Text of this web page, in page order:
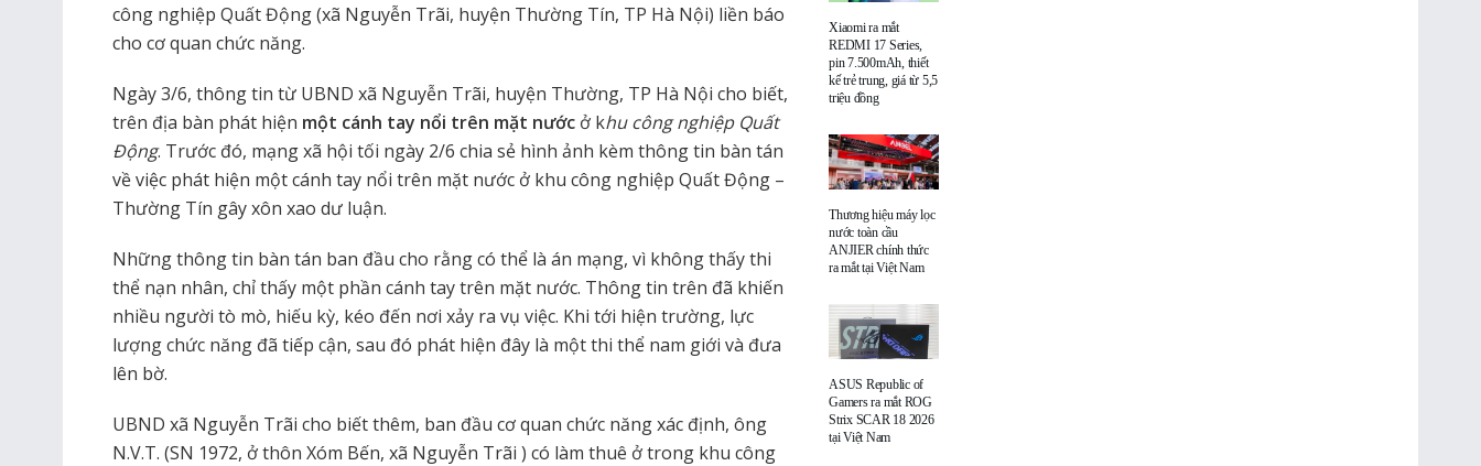
công nghiệp Quất Động (xã Nguyễn Trãi, huyện Thường Tín, TP Hà Nội) liền báo
cho cơ quan chức năng.
Ngày 3/6, thông tin từ UBND xã Nguyễn Trãi, huyện Thường, TP Hà Nội cho biết,
trên địa bàn phát hiện một cánh tay nổi trên mặt nước ở khu công nghiệp Quất
Động. Trước đó, mạng xã hội tối ngày 2/6 chia sẻ hình ảnh kèm thông tin bàn tán
về việc phát hiện một cánh tay nổi trên mặt nước ở khu công nghiệp Quất Động –
Thường Tín gây xôn xao dư luận.
Những thông tin bàn tán ban đầu cho rằng có thể là án mạng, vì không thấy thi
thể nạn nhân, chỉ thấy một phần cánh tay trên mặt nước. Thông tin trên đã khiến
nhiều người tò mò, hiếu kỳ, kéo đến nơi xảy ra vụ việc. Khi tới hiện trường, lực
lượng chức năng đã tiếp cận, sau đó phát hiện đây là một thi thể nam giới và đưa
lên bờ.
UBND xã Nguyễn Trãi cho biết thêm, ban đầu cơ quan chức năng xác định, ông
N.V.T. (SN 1972, ở thôn Xóm Bến, xã Nguyễn Trãi ) có làm thuê ở trong khu công
Xiaomi ra mắt
REDMI 17 Series,
pin 7.500mAh, thiết
kế trẻ trung, giá từ 5,5
triệu đồng
Thương hiệu máy lọc
nước toàn cầu
ANJIER chính thức
ra mắt tại Việt Nam
ASUS Republic of
Gamers ra mắt ROG
Strix SCAR 18 2026
tại Việt Nam